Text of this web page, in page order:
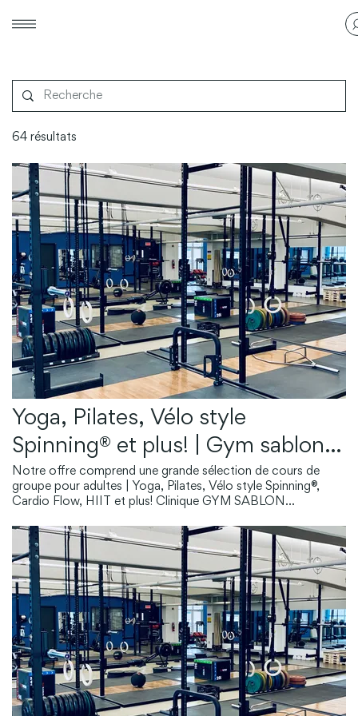
64 résultats
Yoga, Pilates, Vélo style
Spinning® et plus! | Gym sablon |
Plateau
Notre offre comprend une grande sélection de cours de
groupe pour adultes | Yoga, Pilates, Vélo style Spinning®,
Cardio Flow, HIIT et plus! Clinique GYM SABLON
entrainements avec la Clinique Gym sablon. Parmi nos
services, découvrez la thérapie manuelle, la physiothérapie et
la naturopathie. Voir l'horaire Ostéopathie S'abonner
L’ostéopathie est une approche manuelle qui vise à rétablir
l’équilibre du corps en traitant les tensions musculaires,
articulaires et viscérales. Elle aide à soulager les douleurs
chroniques, les troubles posturaux et même certains troubles
digestifs ou du sommeil. S'abonner En savoir plus
Ostéopathie S'abonner L’ostéopathie est une approche
manuelle qui vise à rétablir l’équilibre du corps en traitant les
tensions musculaires, articulaires et viscérales. Elle aide à
soulager les douleurs chroniques, les troubles posturaux et